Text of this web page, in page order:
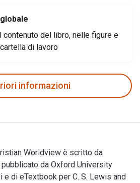
contenuto del libro, nelle figure e
di lavoro
informazioni
Worldview è scritto da
da Oxford University
e di eTextbook per C. S. Lewis and